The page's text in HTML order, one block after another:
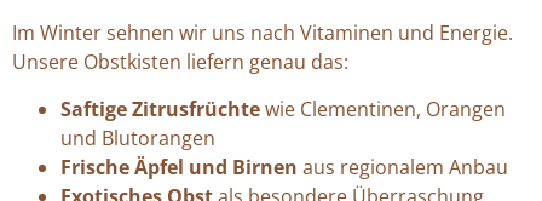
Im Winter sehnen wir uns nach Vitaminen und Energie.
Unsere Obstkisten liefern genau das:
Saftige Zitrusfrüchtewie Clementinen, Orangen
und Blutorangen
Frische Äpfel und Birnen aus regionalem Anbau
Exotisches Obstals besondere Überraschung